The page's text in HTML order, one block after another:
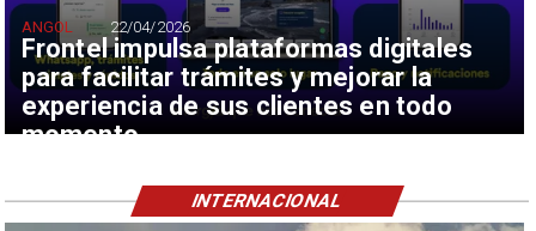
Frontel impulsa plataformas digitales
para facilitar trámites y mejorar la
experiencia de sus clientes en todo
momento
ANGOL 22/04/2026
INTERNACIONAL